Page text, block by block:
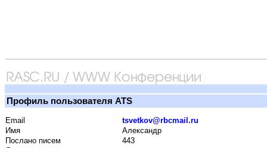
Профиль пользователя ATS
Email
tsvetkov@rbcmail.ru
Имя
Александр
Послано писем
443